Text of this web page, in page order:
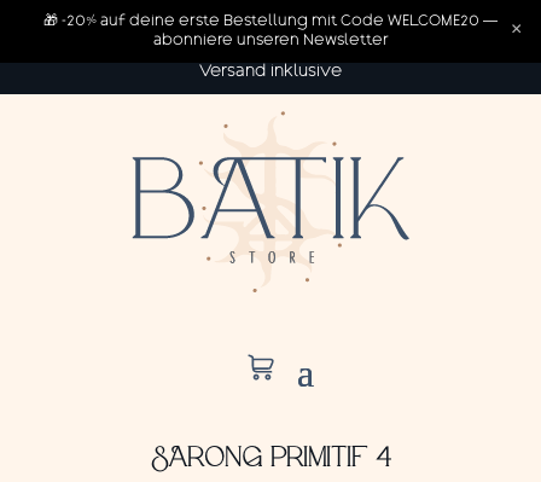
Versand inklusive
SARONG PRIMITIF 4
🎁 -20% auf deine erste Bestellung mit Code WELCOME20 —
abonniere unseren Newsletter
×